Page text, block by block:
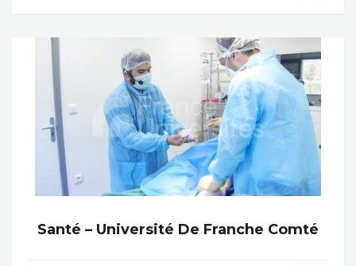
Santé – Université De Franche Comté